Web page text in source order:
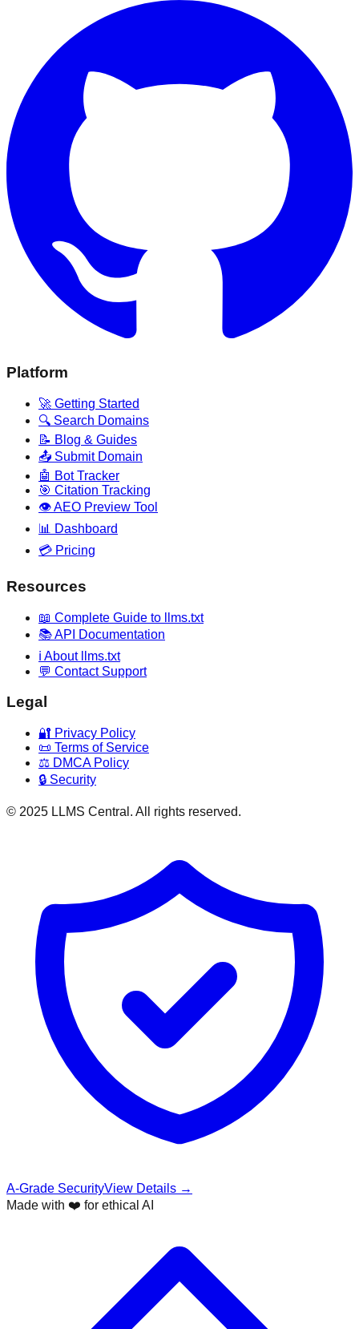
Platform
🚀 Getting Started
🔍 Search Domains
📝 Blog & Guides
📤 Submit Domain
🤖 Bot Tracker
🎯 Citation Tracking
👁️ AEO Preview Tool
📊 Dashboard
💳 Pricing
Resources
📖 Complete Guide to llms.txt
📚 API Documentation
ℹ️ About llms.txt
💬 Contact Support
Legal
🔐 Privacy Policy
📜 Terms of Service
⚖️ DMCA Policy
🔒 Security
© 2025 LLMS Central. All rights reserved.
A-Grade SecurityView Details →
Made with ❤️ for ethical AI